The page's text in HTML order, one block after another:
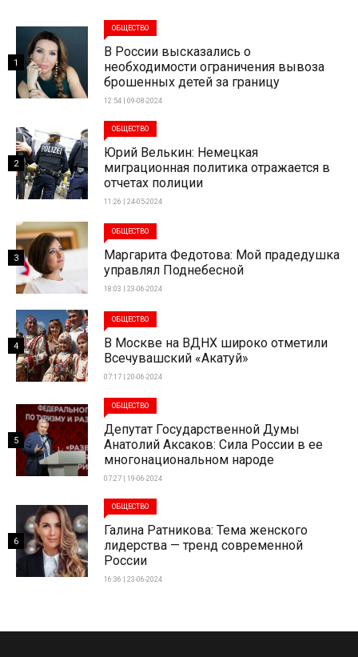
ОБЩЕСТВО
В России высказались о
необходимости ограничения вывоза
брошенных детей за границу
12:54 | 09-08-2024
1
ОБЩЕСТВО
Юрий Велькин: Немецкая
миграционная политика отражается в
отчетах полиции
11:26 | 24-05-2024
2
ОБЩЕСТВО
Маргарита Федотова: Мой прадедушка
управлял Поднебесной
18:03 | 23-06-2024
3
ОБЩЕСТВО
В Москве на ВДНХ широко отметили
Всечувашский «Акатуй»
07:17 | 20-06-2024
4
ОБЩЕСТВО
Депутат Государственной Думы
Анатолий Аксаков: Сила России в ее
многонациональном народе
07:27 | 19-06-2024
5
ОБЩЕСТВО
Галина Ратникова: Тема женского
лидерства — тренд современной
России
16:36 | 23-06-2024
6